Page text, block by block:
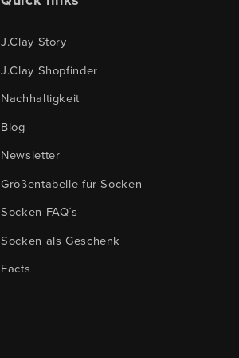
J.Clay Story
J.Clay Shopfinder
Nachhaltigkeit
Blog
Newsletter
Größentabelle für Socken
Socken FAQ´s
Socken als Geschenk
Facts